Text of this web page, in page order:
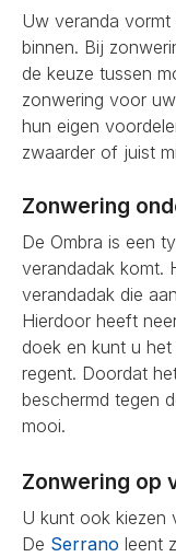
Uw veranda vormt
binnen. Bij
de keuze tussen
zonwering voor
hun eigen
zwaarder of juist
Zonwering
De Ombra is een
verandadak komt.
verandadak die
Hierdoor heeft
doek en kunt u
regent. Doordat
beschermd tegen
mooi.
Zonwering op
U kunt ook kiezen
De Serrano leent